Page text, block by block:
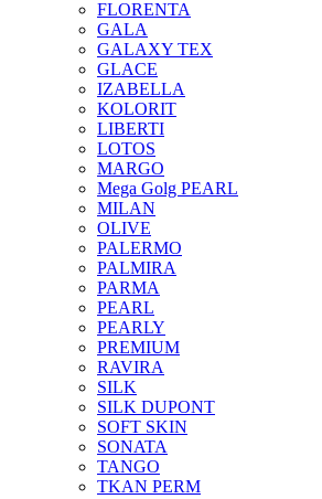
FLORENTA
GALA
GALAXY TEX
GLACE
IZABELLA
KOLORIT
LIBERTI
LOTOS
MARGO
Mega Golg PEARL
MILAN
OLIVE
PALERMO
PALMIRA
PARMA
PEARL
PEARLY
PREMIUM
RAVIRA
SILK
SILK DUPONT
SOFT SKIN
SONATA
TANGO
TKAN PERM